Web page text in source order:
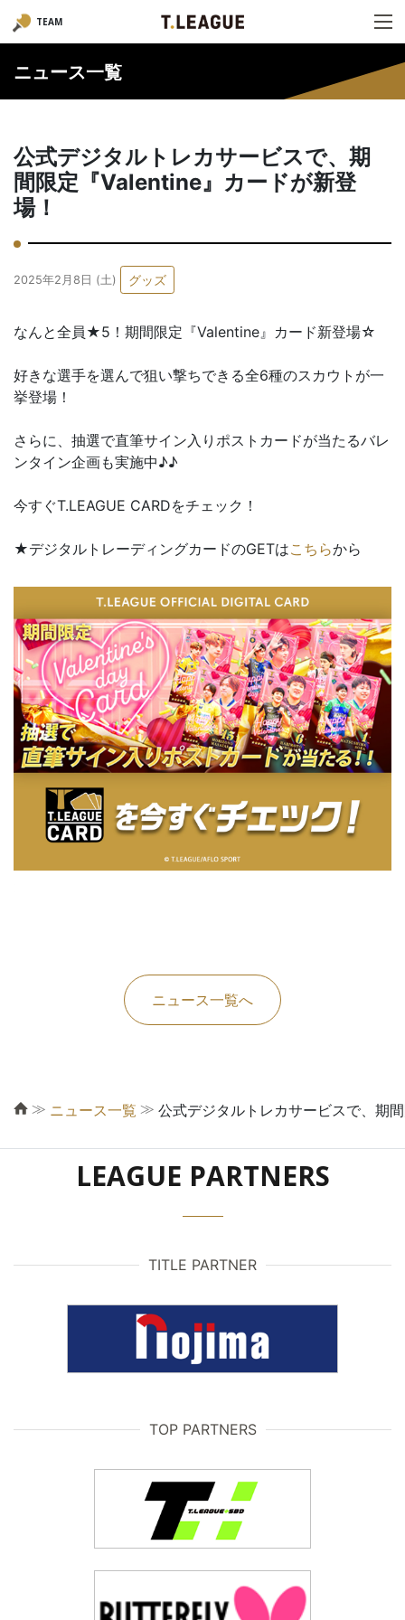
TEAM
ニュース一覧
公式デジタルトレカサービスで、期
間限定『Valentine』カードが新登
場！
2025年2月8日 (土) グッズ
なんと全員★5！期間限定『Valentine』カード新登場☆
好きな選手を選んで狙い撃ちできる全6種のスカウトが一
挙登場！
さらに、抽選で直筆サイン入りポストカードが当たるバレ
ンタイン企画も実施中♪♪
今すぐT.LEAGUE CARDをチェック！
★デジタルトレーディングカードのGETはこちらから
ニュース一覧へ
≫ ニュース一覧 ≫ 公式デジタルトレカサービスで、期
LEAGUE PARTNERS
TITLE PARTNER
TOP PARTNERS